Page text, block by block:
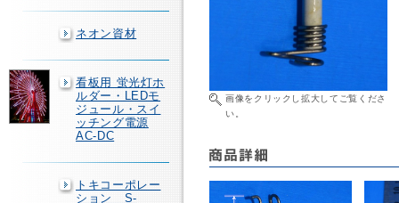
ネオン資材
看板用 蛍光灯ホ
ルダー・LEDモ
ジュール・スイ
ッチング電源
AC-DC
トキコーポレー
ション S-
画像をクリックし拡大してご覧くださ
い。